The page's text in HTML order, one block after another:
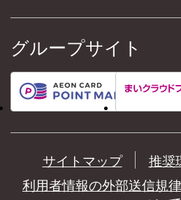
グループサイト
サイトマップ 推奨
利用者情報の外部送信規